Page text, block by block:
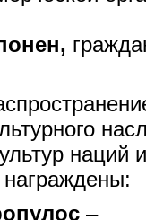
наций
награждены:
–